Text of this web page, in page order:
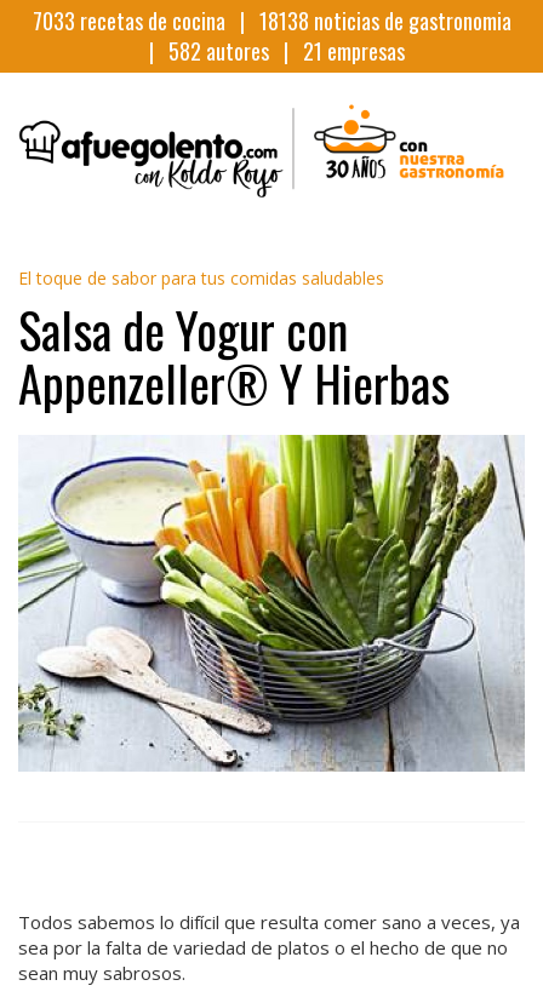
7033 recetas de cocina | 18138 noticias de gastronomia
| 582 autores | 21 empresas
El toque de sabor para tus comidas saludables
Salsa de Yogur con
Appenzeller® Y Hierbas
Todos sabemos lo difícil que resulta comer sano a veces, ya
sea por la falta de variedad de platos o el hecho de que no
sean muy sabrosos.